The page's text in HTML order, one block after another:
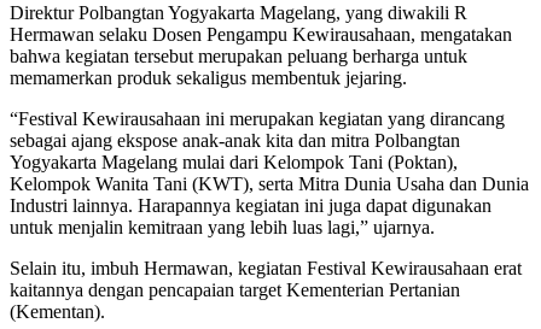
Direktur Polbangtan Yogyakarta Magelang, yang diwakili R
Hermawan selaku Dosen Pengampu Kewirausahaan, mengatakan
bahwa kegiatan tersebut merupakan peluang berharga untuk
memamerkan produk sekaligus membentuk jejaring.
“Festival Kewirausahaan ini merupakan kegiatan yang dirancang
sebagai ajang ekspose anak-anak kita dan mitra Polbangtan
Yogyakarta Magelang mulai dari Kelompok Tani (Poktan),
Kelompok Wanita Tani (KWT), serta Mitra Dunia Usaha dan Dunia
Industri lainnya. Harapannya kegiatan ini juga dapat digunakan
untuk menjalin kemitraan yang lebih luas lagi,” ujarnya.
Selain itu, imbuh Hermawan, kegiatan Festival Kewirausahaan erat
kaitannya dengan pencapaian target Kementerian Pertanian
(Kementan).